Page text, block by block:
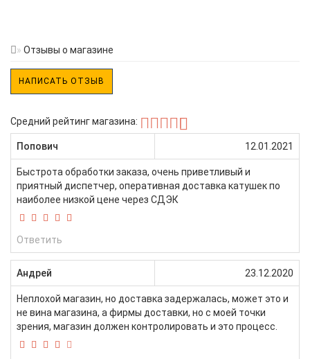
Отзывы о магазине
НАПИСАТЬ ОТЗЫВ
Средний рейтинг магазина:
Попович 12.01.2021
Быстрота обработки заказа, очень приветливый и
приятный диспетчер, оперативная доставка катушек по
наиболее низкой цене через СДЭК
Ответить
Андрей 23.12.2020
Неплохой магазин, но доставка задержалась, может это и
не вина магазина, а фирмы доставки, но с моей точки
зрения, магазин должен контролировать и это процесс.